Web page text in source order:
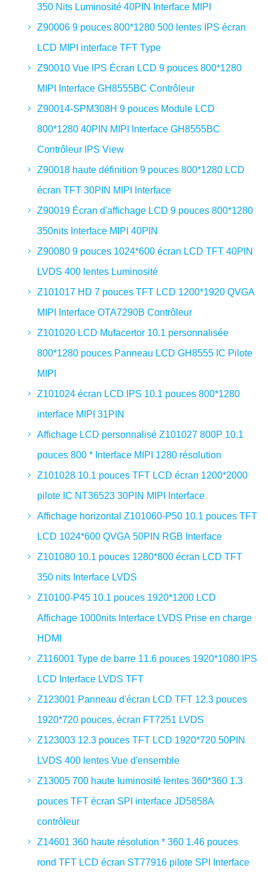
350 Nits Luminosité 40PIN Interface MIPI
Z90006 9 pouces 800*1280 500 lentes IPS écran
LCD MIPI interface TFT Type
Z90010 Vue IPS Écran LCD 9 pouces 800*1280
MIPI Interface GH8555BC Contrôleur
Z90014-SPM308H 9 pouces Module LCD
800*1280 40PIN MIPI Interface GH8555BC
Contrôleur IPS View
Z90018 haute définition 9 pouces 800*1280 LCD
écran TFT 30PIN MIPI Interface
Z90019 Écran d'affichage LCD 9 pouces 800*1280
350nits Interface MIPI 40PIN
Z90080 9 pouces 1024*600 écran LCD TFT 40PIN
LVDS 400 lentes Luminosité
Z101017 HD 7 pouces TFT LCD 1200*1920 QVGA
MIPI Interface OTA7290B Contrôleur
Z101020 LCD Mufacertor 10.1 personnalisée
800*1280 pouces Panneau LCD GH8555 IC Pilote
MIPI
Z101024 écran LCD IPS 10.1 pouces 800*1280
interface MIPI 31PIN
Affichage LCD personnalisé Z101027 800P 10.1
pouces 800 * Interface MIPI 1280 résolution
Z101028 10.1 pouces TFT LCD écran 1200*2000
pilote IC NT36523 30PIN MIPI Interface
Affichage horizontal Z101060-P50 10.1 pouces TFT
LCD 1024*600 QVGA 50PIN RGB Interface
Z101080 10.1 pouces 1280*800 écran LCD TFT
350 nits Interface LVDS
Z10100-P45 10.1 pouces 1920*1200 LCD
Affichage 1000nits Interface LVDS Prise en charge
HDMI
Z116001 Type de barre 11.6 pouces 1920*1080 IPS
LCD Interface LVDS TFT
Z123001 Panneau d'écran LCD TFT 12.3 pouces
1920*720 pouces, écran FT7251 LVDS
Z123003 12.3 pouces TFT LCD 1920*720 50PIN
LVDS 400 lentes Vue d'ensemble
Z13005 700 haute luminosité lentes 360*360 1.3
pouces TFT écran SPI interface JD5858A
contrôleur
Z14601 360 haute résolution * 360 1.46 pouces
rond TFT LCD écran ST77916 pilote SPI Interface